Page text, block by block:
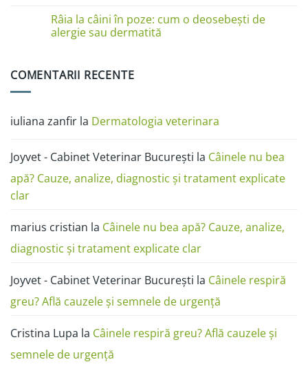
ciupercă,
alergii
și
câini
în
poze:
ciuperca
la
Test
anticorpi
pisică
Râia la câini în poze: cum o deosebești de
alergie sau dermatită
Râia
cum
o
alergie
sau
COMENTARII RECENTE
iuliana zanfir la Dermatologia veterinara
Joyvet - Cabinet Veterinar București la Câinele nu bea
apă? Cauze, analize, diagnostic și tratament explicate
clar
marius cristian la Câinele nu bea apă? Cauze, analize,
diagnostic și tratament explicate clar
Joyvet - Cabinet Veterinar București la Câinele respiră
greu? Află cauzele și semnele de urgență
Cristina Lupa la Câinele respiră greu? Află cauzele și
semnele de urgență